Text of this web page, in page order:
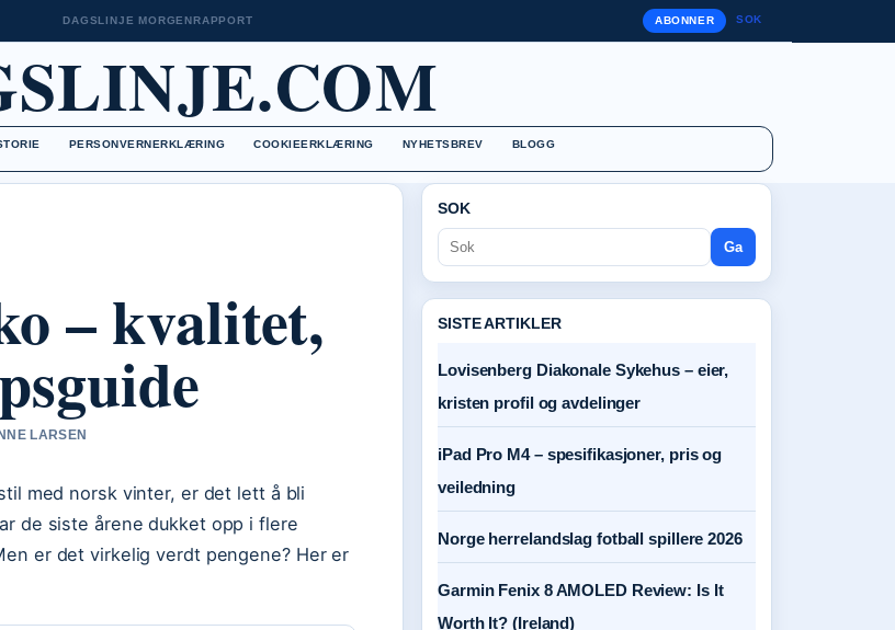
DAGSLINJE MORGENRAPPORT ABONNER SOK
PERSONVERNERKLÆRING COOKIEERKLÆRING NYHETSBREV BLOGG
– kvalitet,
LARSEN
med norsk vinter, er det lett å bli
de siste årene dukket opp i flere
er det virkelig verdt pengene? Her er
SOK
Ga
SISTE ARTIKLER
Lovisenberg Diakonale Sykehus – eier,
kristen profil og avdelinger
iPad Pro M4 – spesifikasjoner, pris og
veiledning
Norge herrelandslag fotball spillere 2026
Garmin Fenix 8 AMOLED Review: Is It
Worth It? (Ireland)